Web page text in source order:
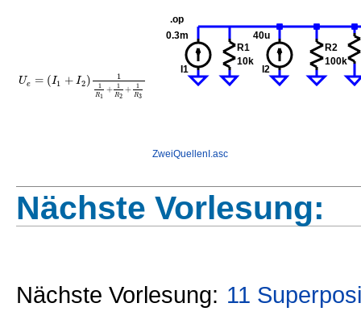
Ue = (I1 +I2) 1
1
R1
+ 1
R2
+ 1
R3
ZweiQuellenI.asc
Nächste Vorlesung:
Nächste Vorlesung: 11